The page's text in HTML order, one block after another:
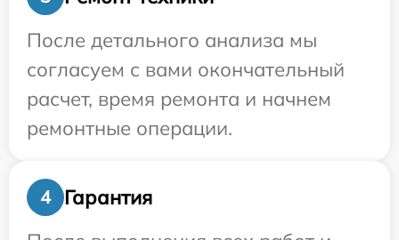
После детального анализа мы
согласуем с вами окончательный
расчет, время ремонта и начнем
ремонтные операции.
4
Гарантия